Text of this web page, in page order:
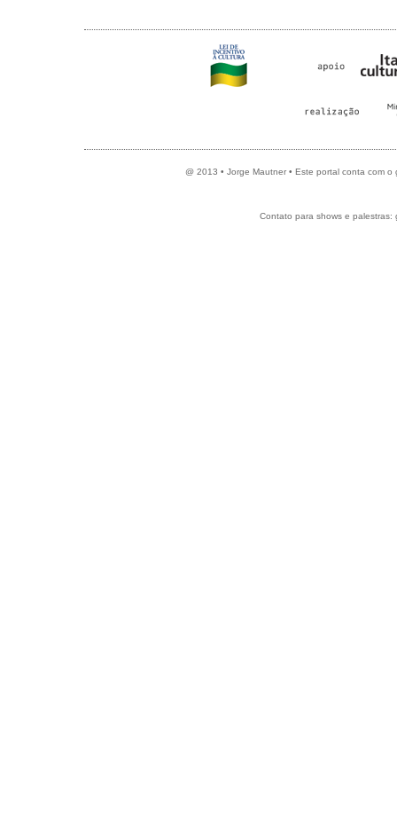
@ 2013 • Jorge Mautner • Este portal conta com
Contato para shows e palestras: